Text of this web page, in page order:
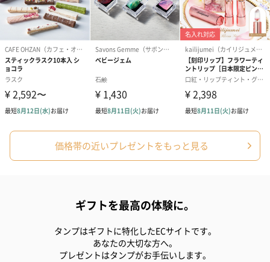
フラッグカプセル：イ
ンセンススティック
（END）（880円）
フラッグカプセル：イ
ンセンススティック
（St.OSMANTHUS）
（880円）
ショートイン
（GRAPE
（880円）
お酒
お酒を同梱してお届けいたします。
プレミアムビール イネ
ディット（712円）
実楽山田錦 特別純米
酒（655円）
価格帯の近いプレゼントをもっと見る
ギフトを最高の体験に。
タンプはギフトに特化したECサイトです。
あなたの大切な方へ。
プレゼントはタンプがお手伝いします。